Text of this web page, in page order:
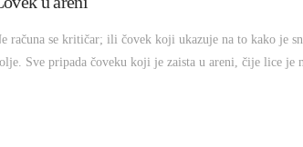
računa se kritičar; ili čovek koji ukazuje na to kako je
Sve pripada čoveku koji je zaista u areni, čije lice je